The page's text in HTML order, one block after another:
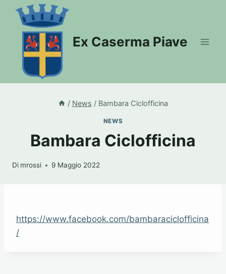
Salta
contenuto
Ex Caserma Piave
/ News / Bambara Ciclofficina
NEWS
Bambara Ciclofficina
Di mrossi 9 Maggio 2022
https://www.facebook.com/bambaraciclofficina
/